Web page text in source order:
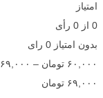
امتیاز
0 از 0 رأی
بدون امتیاز 0 رای
۶۰,۰۰۰ تومان – ۶۹,۰۰۰
۶۹,۰۰۰ تومان